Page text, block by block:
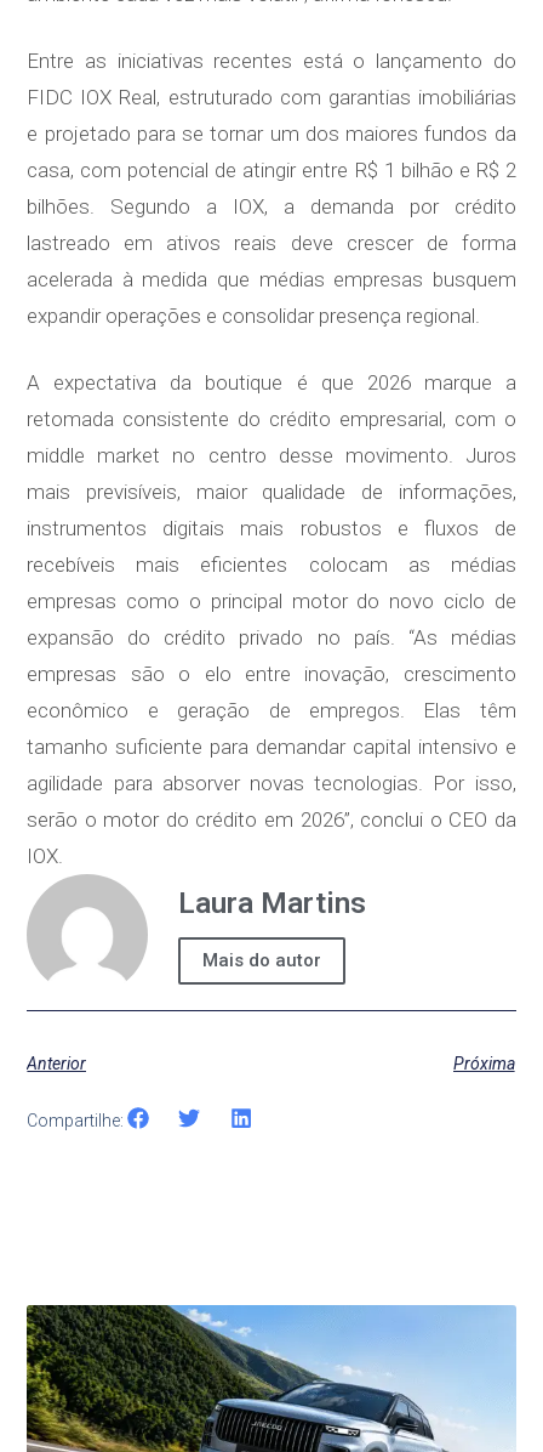
Entre as iniciativas recentes está o lançamento do
FIDC IOX Real, estruturado com garantias imobiliárias
e projetado para se tornar um dos maiores fundos da
casa, com potencial de atingir entre R$ 1 bilhão e R$ 2
bilhões. Segundo a IOX, a demanda por crédito
lastreado em ativos reais deve crescer de forma
acelerada à medida que médias empresas busquem
expandir operações e consolidar presença regional.
A expectativa da boutique é que 2026 marque a
retomada consistente do crédito empresarial, com o
middle market no centro desse movimento. Juros
mais previsíveis, maior qualidade de informações,
instrumentos digitais mais robustos e fluxos de
recebíveis mais eficientes colocam as médias
empresas como o principal motor do novo ciclo de
expansão do crédito privado no país. “As médias
empresas são o elo entre inovação, crescimento
econômico e geração de empregos. Elas têm
tamanho suficiente para demandar capital intensivo e
agilidade para absorver novas tecnologias. Por isso,
serão o motor do crédito em 2026”, conclui o CEO da
IOX.
Laura Martins
Mais do autor
Anterior Próxima
Compartilhe:
Últimas Notícias